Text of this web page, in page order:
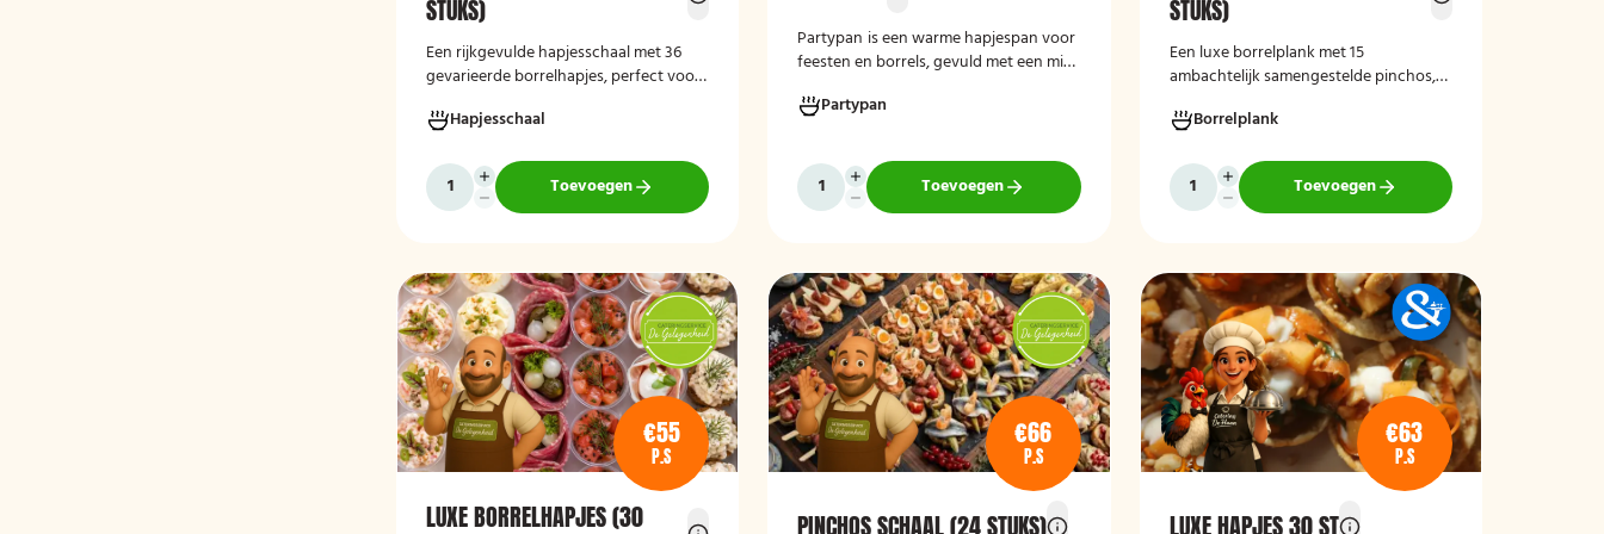
STUKS)
Een rijkgevulde hapjesschaal met 36
gevarieerde borrelhapjes, perfect voor
direct serveerklaar en geschikt voor
Hapjesschaal
Toevoegen
Partypan is een warme hapjespan voor
feesten en borrels, gevuld met een mix
kipborrelsticks, gehaktballetjes en
en-klaar geleverd en hoeft alleen nog
verwarmd te worden, waardoor het
een eenvoudige en praktische
bijeenkomsten.
Partypan
Toevoegen
STUKS)
Een luxe borrelplank met 15
ambachtelijk samengestelde pinchos,
aanvulling op iedere borrel of
Borrelplank
Toevoegen
€55
P.S
LUXE BORRELHAPJES (30
€66
P.S
PINCHOS SCHAAL (24 STUKS)
€63
P.S
LUXE HAPJES 30 ST